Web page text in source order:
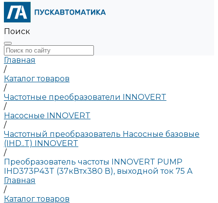
Поиск
Главная
/
Каталог товаров
/
Частотные преобразователи INNOVERT
/
Насосные INNOVERT
/
Частотный преобразователь Насосные базовые
(IHD..T) INNOVERT
/
Преобразователь частоты INNOVERT PUMP
IHD373P43T (37кВтx380 В), выходной ток 75 А
Главная
/
Каталог товаров